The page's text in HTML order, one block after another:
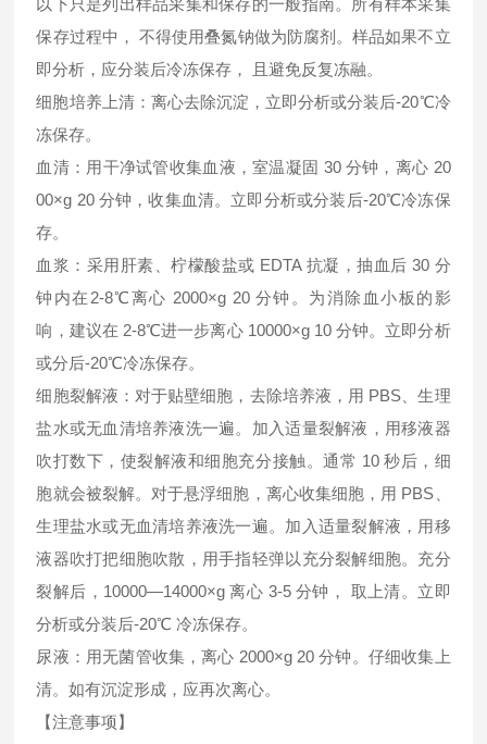
以下只是列出样品采集和保存的一般指南。所有样本采集
保存过程中， 不得使用叠氮钠做为防腐剂。样品如果不立
即分析，应分装后冷冻保存， 且避免反复冻融。
细胞培养上清：离心去除沉淀，立即分析或分装后-20℃冷
冻保存。
血清：用干净试管收集血液，室温凝固 30 分钟，离心 20
00×g 20 分钟，收集血清。立即分析或分装后-20℃冷冻保
存。
血浆：采用肝素、柠檬酸盐或 EDTA 抗凝，抽血后 30 分
钟内在2-8℃离心 2000×g 20 分钟。为消除血小板的影
响，建议在 2-8℃进一步离心 10000×g 10 分钟。立即分析
或分后-20℃冷冻保存。
细胞裂解液：对于贴壁细胞，去除培养液，用 PBS、生理
盐水或无血清培养液洗一遍。加入适量裂解液，用移液器
吹打数下，使裂解液和细胞充分接触。通常 10 秒后，细
胞就会被裂解。对于悬浮细胞，离心收集细胞，用 PBS、
生理盐水或无血清培养液洗一遍。加入适量裂解液，用移
液器吹打把细胞吹散，用手指轻弹以充分裂解细胞。充分
裂解后，10000—14000×g 离心 3-5 分钟， 取上清。立即
分析或分装后-20℃ 冷冻保存。
尿液：用无菌管收集，离心 2000×g 20 分钟。仔细收集上
清。如有沉淀形成，应再次离心。
【注意事项】